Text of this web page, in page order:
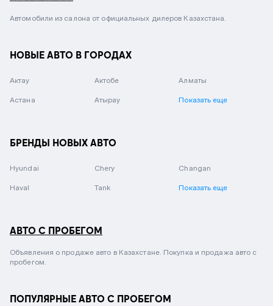
Автомобили из салона от официальных дилеров Казахстана.
НОВЫЕ АВТО В ГОРОДАХ
Актау Актобе Алматы
Астана Атырау Показать еще
БРЕНДЫ НОВЫХ АВТО
Hyundai Chery Changan
Haval Tank Показать еще
АВТО С ПРОБЕГОМ
Объявления о продаже авто в Казахстане. Покупка и продажа авто с
пробегом.
ПОПУЛЯРНЫЕ АВТО С ПРОБЕГОМ